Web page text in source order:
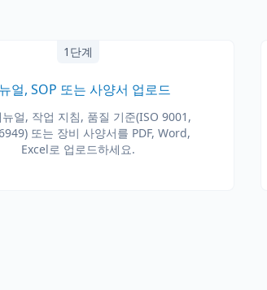
1단계
얼, SOP 또는 사양서 업로드
얼, 작업 지침, 품질 기준(ISO 9001,
또는 장비 사양서를 PDF, Word,
Excel로 업로드하세요.